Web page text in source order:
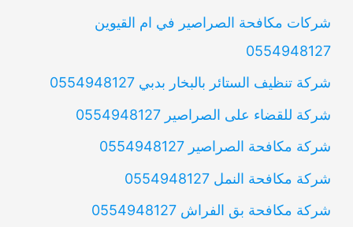
شركات مكافحة الصراصير في ام القيوين
0554948127
شركة تنظيف الستائر بالبخار بدبي 0554948127
شركة للقضاء على الصراصير 0554948127
شركة مكافحة الصراصير 0554948127
شركة مكافحة النمل 0554948127
شركة مكافحة بق الفراش 0554948127